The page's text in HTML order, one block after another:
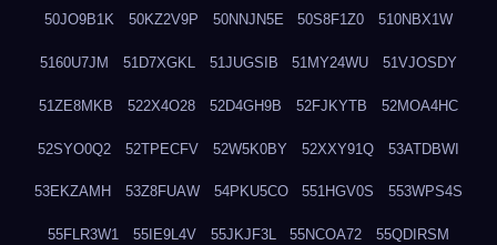
50JO9B1K 50KZ2V9P 50NNJN5E 50S8F1Z0 510NBX1W
5160U7JM 51D7XGKL 51JUGSIB 51MY24WU 51VJOSDY
51ZE8MKB 522X4O28 52D4GH9B 52FJKYTB 52MOA4HC
52SYO0Q2 52TPECFV 52W5K0BY 52XXY91Q 53ATDBWI
53EKZAMH 53Z8FUAW 54PKU5CO 551HGV0S 553WPS4S
55FLR3W1 55IE9L4V 55JKJF3L 55NCOA72 55QDIRSM